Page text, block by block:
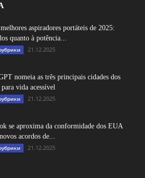
aspiradores portáteis de 2025:
quanto à potência...
21.12.2025
nomeia as três principais cidades dos
vida acessível
21.12.2025
se aproxima da conformidade dos EUA
acordos de...
21.12.2025